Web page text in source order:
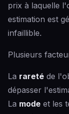
prix à laquelle
estimation est
infaillible.
Plusieurs
La rareté de
dépasser
La mode et les